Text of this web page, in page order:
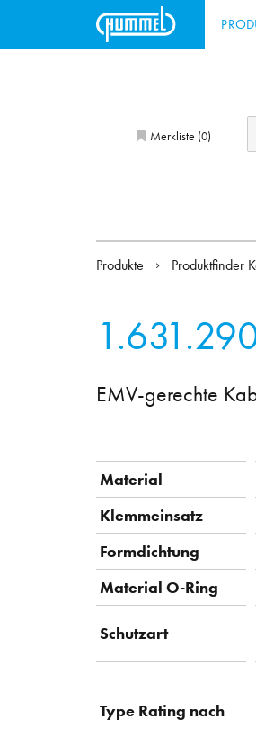
Merkliste (0)
Produkte Produktfinder
EMV-gerechte
Material
Klemmeinsatz
Formdichtung
Material O-Ring
Schutzart
Type Rating nach